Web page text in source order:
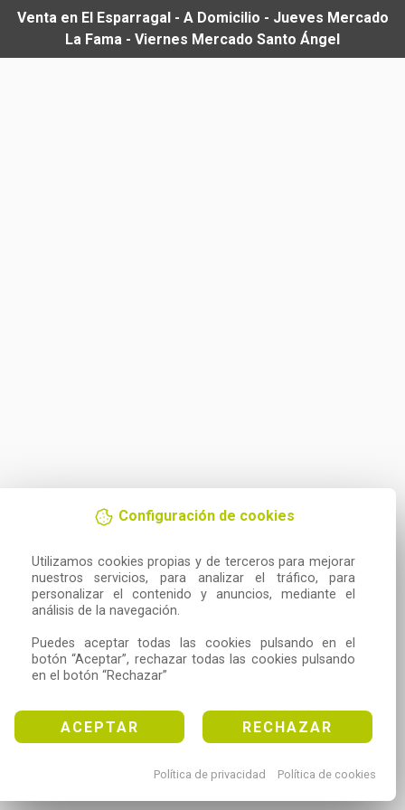
Configuración de cookies
Utilizamos cookies propias y de terceros para mejorar
nuestros servicios, para analizar el tráfico, para
personalizar el contenido y anuncios, mediante el
análisis de la navegación.
Puedes aceptar todas las cookies pulsando en el
botón “Aceptar”, rechazar todas las cookies pulsando
en el botón “Rechazar”
ACEPTAR RECHAZAR
Política de privacidad Política de cookies
Venta en El Esparragal - A Domicilio - Jueves Mercado
La Fama - Viernes Mercado Santo Ángel